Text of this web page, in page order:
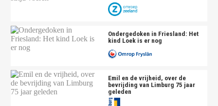
Ondergedoken in Friesland: Het
kind Loek is er nog
Emil en de vrijheid, over de
bevrijding van Limburg 75 jaar
geleden